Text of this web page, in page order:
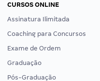
CURSOS ONLINE
Assinatura Ilimitada
Coaching para Concursos
Exame de Ordem
Graduação
Pós-Graduação